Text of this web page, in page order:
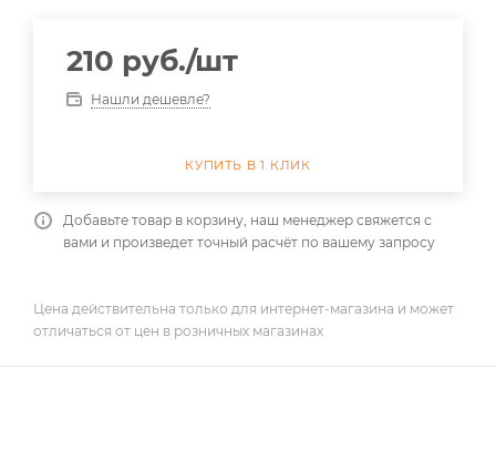
210 руб./шт
Нашли дешевле?
КУПИТЬ В 1 КЛИК
Добавьте товар в корзину, наш менеджер свяжется с
вами и произведет точный расчёт по вашему запросу
Цена действительна только для интернет-магазина и может
отличаться от цен в розничных магазинах